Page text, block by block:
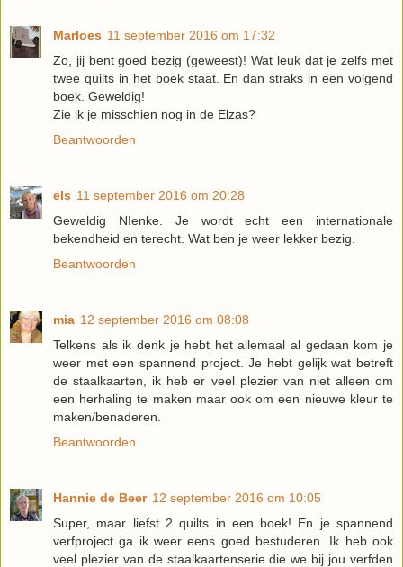
Marloes 11 september 2016 om 17:32
Zo, jij bent goed bezig (geweest)! Wat leuk dat je zelfs met
twee quilts in het boek staat. En dan straks in een volgend
boek. Geweldig!
Zie ik je misschien nog in de Elzas?
Beantwoorden
els 11 september 2016 om 20:28
Geweldig NIenke. Je wordt echt een internationale
bekendheid en terecht. Wat ben je weer lekker bezig.
Beantwoorden
mia 12 september 2016 om 08:08
Telkens als ik denk je hebt het allemaal al gedaan kom je
weer met een spannend project. Je hebt gelijk wat betreft
de staalkaarten, ik heb er veel plezier van niet alleen om
een herhaling te maken maar ook om een nieuwe kleur te
maken/benaderen.
Beantwoorden
Hannie de Beer 12 september 2016 om 10:05
Super, maar liefst 2 quilts in een boek! En je spannend
verfproject ga ik weer eens goed bestuderen. Ik heb ook
veel plezier van de staalkaartenserie die we bij jou verfden